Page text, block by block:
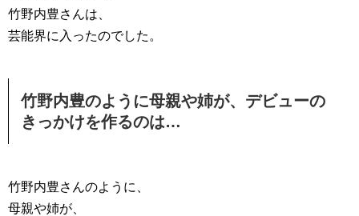
竹野内豊さんは、
芸能界に入ったのでした。
竹野内豊のように母親や姉が、デビューの
きっかけを作るのは…
竹野内豊さんのように、
母親や姉が、